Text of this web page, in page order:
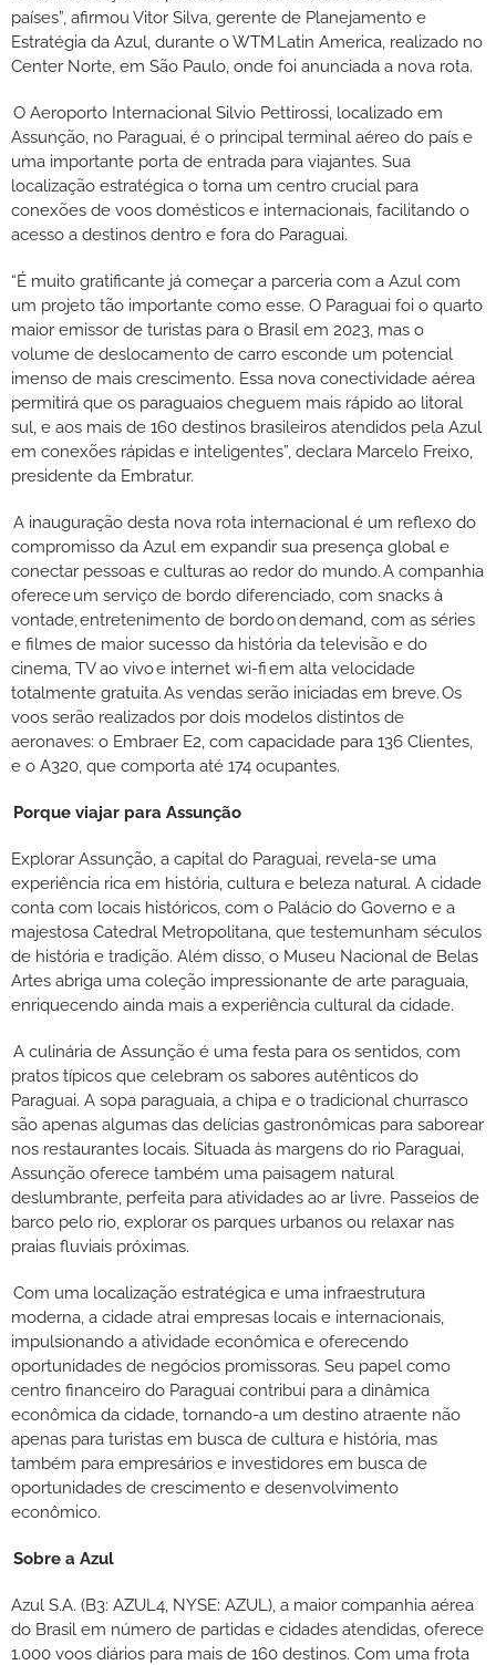
países”, afirmou Vitor Silva, gerente de Planejamento e
Estratégia da Azul, durante o WTM Latin America, realizado no
Center Norte, em São Paulo, onde foi anunciada a nova rota.
O Aeroporto Internacional Silvio Pettirossi, localizado em
Assunção, no Paraguai, é o principal terminal aéreo do país e
uma importante porta de entrada para viajantes. Sua
localização estratégica o torna um centro crucial para
conexões de voos domésticos e internacionais, facilitando o
acesso a destinos dentro e fora do Paraguai.
“É muito gratificante já começar a parceria com a Azul com
um projeto tão importante como esse. O Paraguai foi o quarto
maior emissor de turistas para o Brasil em 2023, mas o
volume de deslocamento de carro esconde um potencial
imenso de mais crescimento. Essa nova conectividade aérea
permitirá que os paraguaios cheguem mais rápido ao litoral
sul, e aos mais de 160 destinos brasileiros atendidos pela Azul
em conexões rápidas e inteligentes”, declara Marcelo Freixo,
presidente da Embratur.
A inauguração desta nova rota internacional é um reflexo do
compromisso da Azul em expandir sua presença global e
conectar pessoas e culturas ao redor do mundo. A companhia
oferece um serviço de bordo diferenciado, com snacks à
vontade, entretenimento de bordo on demand, com as séries
e filmes de maior sucesso da história da televisão e do
cinema, TV ao vivo e internet wi-fi em alta velocidade
totalmente gratuita. As vendas serão iniciadas em breve. Os
voos serão realizados por dois modelos distintos de
aeronaves: o Embraer E2, com capacidade para 136 Clientes,
e o A320, que comporta até 174 ocupantes.
Porque viajar para Assunção
Explorar Assunção, a capital do Paraguai, revela-se uma
experiência rica em história, cultura e beleza natural. A cidade
conta com locais históricos, com o Palácio do Governo e a
majestosa Catedral Metropolitana, que testemunham séculos
de história e tradição. Além disso, o Museu Nacional de Belas
Artes abriga uma coleção impressionante de arte paraguaia,
enriquecendo ainda mais a experiência cultural da cidade.
A culinária de Assunção é uma festa para os sentidos, com
pratos típicos que celebram os sabores autênticos do
Paraguai. A sopa paraguaia, a chipa e o tradicional churrasco
são apenas algumas das delícias gastronômicas para saborear
nos restaurantes locais. Situada às margens do rio Paraguai,
Assunção oferece também uma paisagem natural
deslumbrante, perfeita para atividades ao ar livre. Passeios de
barco pelo rio, explorar os parques urbanos ou relaxar nas
praias fluviais próximas.
Com uma localização estratégica e uma infraestrutura
moderna, a cidade atrai empresas locais e internacionais,
impulsionando a atividade econômica e oferecendo
oportunidades de negócios promissoras. Seu papel como
centro financeiro do Paraguai contribui para a dinâmica
econômica da cidade, tornando-a um destino atraente não
apenas para turistas em busca de cultura e história, mas
também para empresários e investidores em busca de
oportunidades de crescimento e desenvolvimento
econômico.
Sobre a Azul
Azul S.A. (B3: AZUL4, NYSE: AZUL), a maior companhia aérea
do Brasil em número de partidas e cidades atendidas, oferece
1.000 voos diários para mais de 160 destinos. Com uma frota